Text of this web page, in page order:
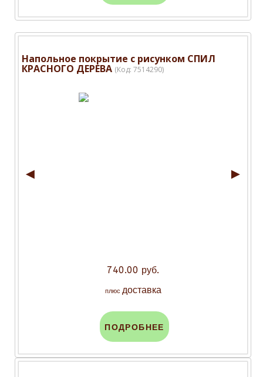
Напольное покрытие с рисунком СПИЛ
КРАСНОГО ДЕРЕВА (Код: 7514290)
◄ ►
740.00 руб.
плюс доставка
ПОДРОБНЕЕ